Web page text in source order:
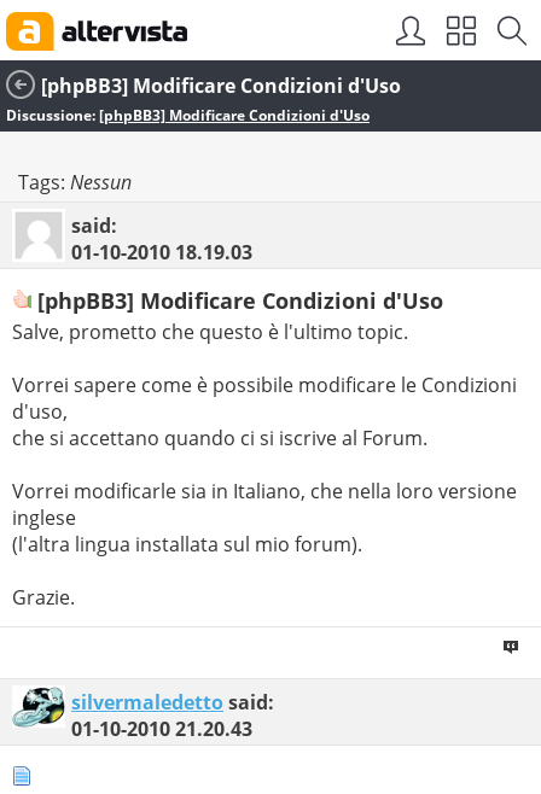
[phpBB3] Modificare Condizioni d'Uso
Discussione:[phpBB3] Modificare Condizioni d'Uso
Tags: Nessun
said:
01-10-2010 18.19.03
[phpBB3] Modificare Condizioni d'Uso
Salve, prometto che questo è l'ultimo topic.
Vorrei sapere come è possibile modificare le Condizioni
d'uso,
che si accettano quando ci si iscrive al Forum.
Vorrei modificarle sia in Italiano, che nella loro versione
inglese
(l'altra lingua installata sul mio forum).
Grazie.
silvermaledettosaid:
01-10-201021.20.43